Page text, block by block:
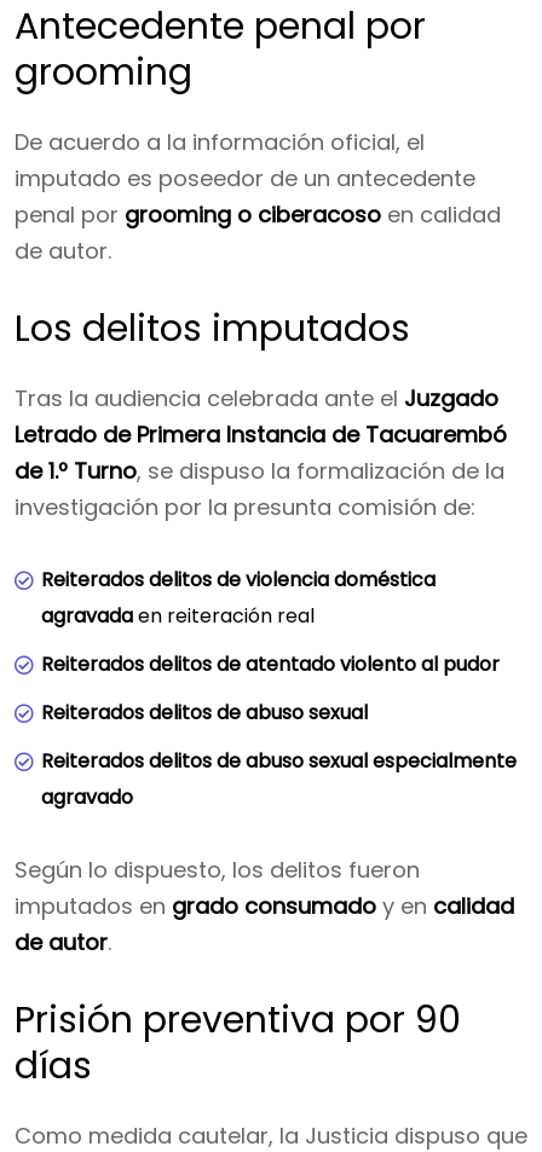
Antecedente penal por
grooming
De acuerdo a la información oficial, el
imputado es poseedor de un antecedente
penal por grooming o ciberacoso en calidad
de autor.
Los delitos imputados
Tras la audiencia celebrada ante el Juzgado
Letrado de Primera Instancia de Tacuarembó
de 1.º Turno, se dispuso la formalización de la
investigación por la presunta comisión de:
Reiterados delitos de violencia doméstica
agravadaen reiteración real
Reiterados delitos de atentado violento al pudor
Reiterados delitos de abuso sexual
Reiterados delitos de abuso sexual especialmente
agravado
Según lo dispuesto, los delitos fueron
imputados en grado consumado y en calidad
de autor.
Prisión preventiva por 90
días
Como medida cautelar, la Justicia dispuso que